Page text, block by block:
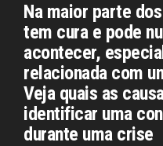
Na maior parte
tem cura e pode
acontecer,
relacionada com
Veja quais as
identificar uma
durante uma crise